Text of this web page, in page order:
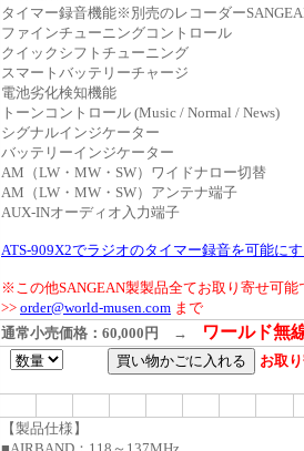
タイマー録音機能※別売のレコーダー
ファインチューニングコントロール
クイックシフトチューニング
スマートバッテリーチャージ
電池劣化検知機能
トーンコントロール (Music / Normal / News)
シグナルインジケーター
バッテリーインジケーター
AM（LW・MW・SW）ワイドナロー切替
AM（LW・MW・SW）アンテナ端子
AUX-INオーディオ入力端子
ATS-909X2でラジオのタイマー録音を可能に
※この他SANGEAN製製品全てお取り寄せ可
>> order@world-musen.com まで
通常小売価格：60,000円
→ ワールド無
お取
【製品仕様】